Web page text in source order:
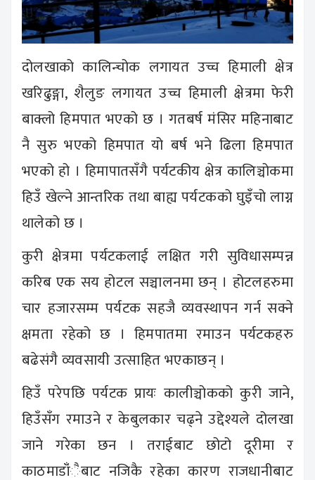
दोलखाको कालिन्चोक लगायत उच्च हिमाली क्षेत्र
खरिढुङ्गा, शैलुङ लगायत उच्च हिमाली क्षेत्रमा फेरी
बाक्लो हिमपात भएको छ । गतबर्ष मंसिर महिनाबाट
नै सुरु भएको हिमपात यो बर्ष भने ढिला हिमपात
भएको हो । हिमापातसँगै पर्यटकीय क्षेत्र कालिञ्चोकमा
हिउँ खेल्ने आन्तरिक तथा बाह्य पर्यटकको घुइँचो लाग्न
थालेको छ ।
कुरी क्षेत्रमा पर्यटकलाई लक्षित गरी सुविधासम्पन्न
करिब एक सय होटल सञ्चालनमा छन् । होटलहरुमा
चार हजारसम्म पर्यटक सहजै व्यवस्थापन गर्न सक्ने
क्षमता रहेको छ । हिमपातमा रमाउन पर्यटकहरु
बढेसंगै व्यवसायी उत्साहित भएकाछन् ।
हिउँ परेपछि पर्यटक प्रायः कालीञ्चोकको कुरी जाने,
हिउँसँग रमाउने र केबुलकार चढ्ने उद्देश्यले दोलखा
जाने गरेका छन । तराईबाट छोटो दूरीमा र
काठमाडाँंैबाट नजिकै रहेका कारण राजधानीबाट